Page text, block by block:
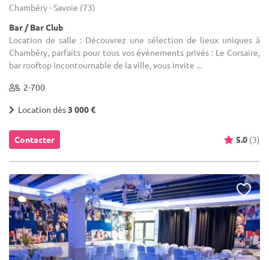
Chambéry - Savoie (73)
Bar / Bar Club
Location de salle : Découvrez une sélection de lieux uniques à
Chambéry, parfaits pour tous vos événements privés : Le Corsaire,
bar rooftop incontournable de la ville, vous invite ...
2-700
Location dès3 000 €
Contacter 5.0 (3)